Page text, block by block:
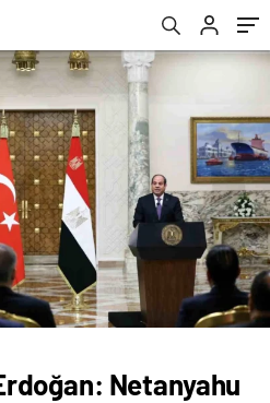
Netanyahu